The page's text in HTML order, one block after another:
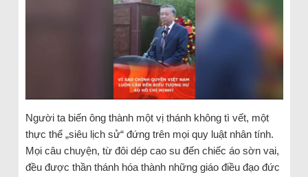
Người ta biến ông thành một vị thánh không tì vết, một
thực thể „siêu lịch sử“ đứng trên mọi quy luật nhân tính.
Mọi câu chuyện, từ đôi dép cao su đến chiếc áo sờn vai,
đều được thần thánh hóa thành những giáo điều đạo đức